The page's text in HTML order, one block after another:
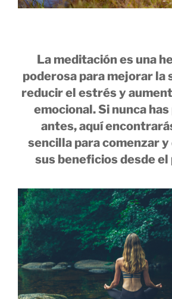
La meditación es una
poderosa para mejorar la
reducir el estrés y
emocional. Si nunca
antes, aquí
sencilla para comenzar
sus beneficios desde el